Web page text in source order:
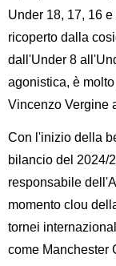
Under 18, 17, 16
ricoperto dalla
dall'Under 8
agonistica, è
Vincenzo Vergine
Con l'inizio della
bilancio del 2024/
responsabile
momento clou
tornei
come Manchester